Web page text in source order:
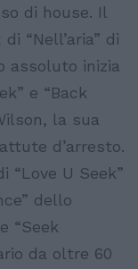
di house. Il
“Nell’aria” di
assoluto inizia
e “Back
la sua
d’arresto.
“Love U Seek”
dello
“Seek
da oltre 60